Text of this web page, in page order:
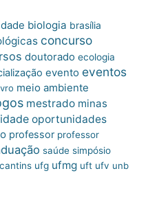
biologia brasília
concurso
doutorado ecologia
evento eventos
meio ambiente
mestrado minas
oportunidades
professor professor
saúde simpósio
ufg ufmg uft ufv unb